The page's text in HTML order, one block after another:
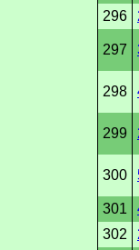
296
297
298
299
300
301
302